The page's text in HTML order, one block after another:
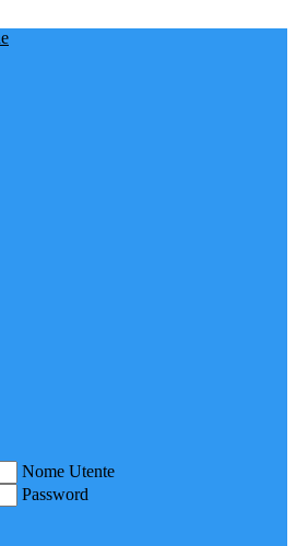
Nome Utente
Password